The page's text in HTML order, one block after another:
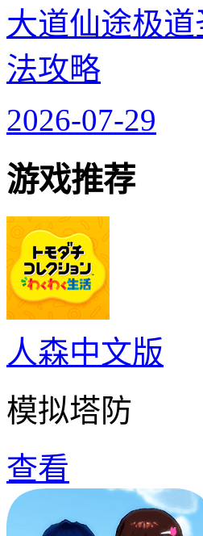
大道仙途极
法攻略
2026-07-29
游戏推荐
人森中文版
模拟塔防
查看